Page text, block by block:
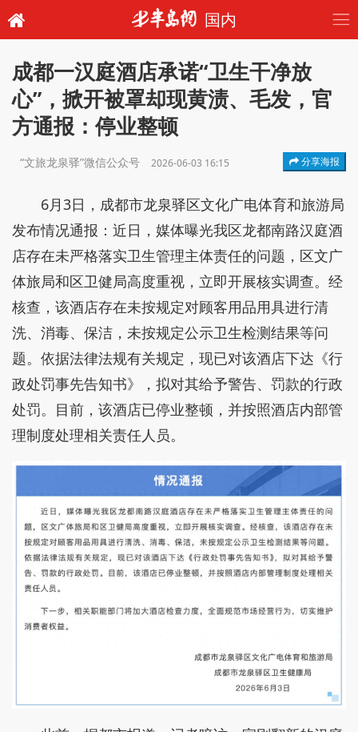
国内
成都一汉庭酒店承诺“卫生干净放
心”，掀开被罩却现黄渍、毛发，官
方通报：停业整顿
“文旅龙泉驿”微信公众号 2026-06-03 16:15 分享海报
6月3日，成都市龙泉驿区文化广电体育和旅游局
发布情况通报：近日，媒体曝光我区龙都南路汉庭酒
店存在未严格落实卫生管理主体责任的问题，区文广
体旅局和区卫健局高度重视，立即开展核实调查。经
核查，该酒店存在未按规定对顾客用品用具进行清
洗、消毒、保洁，未按规定公示卫生检测结果等问
题。依据法律法规有关规定，现已对该酒店下达《行
政处罚事先告知书》，拟对其给予警告、罚款的行政
处罚。目前，该酒店已停业整顿，并按照酒店内部管
理制度处理相关责任人员。